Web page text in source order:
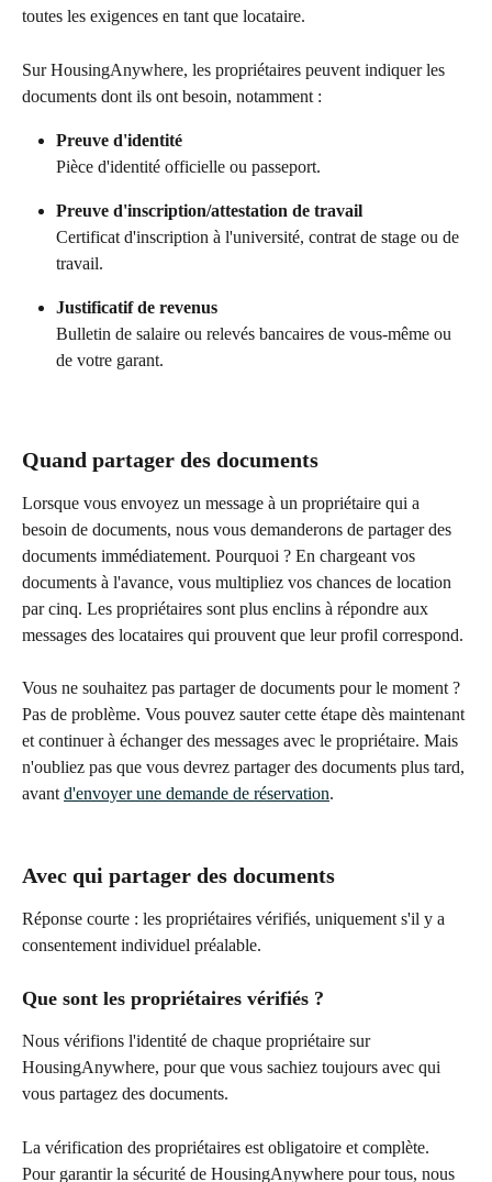
toutes les exigences en tant que locataire.
Sur HousingAnywhere, les propriétaires peuvent indiquer les
documents dont ils ont besoin, notamment :
Preuve d'identité
Pièce d'identité officielle ou passeport.
Preuve d'inscription/attestation de travail
Certificat d'inscription à l'université, contrat de stage ou de
travail.
Justificatif de revenus
Bulletin de salaire ou relevés bancaires de vous-même ou
de votre garant.
Quand partager des documents
Lorsque vous envoyez un message à un propriétaire qui a
besoin de documents, nous vous demanderons de partager des
documents immédiatement. Pourquoi ? En chargeant vos
documents à l'avance, vous multipliez vos chances de location
par cinq. Les propriétaires sont plus enclins à répondre aux
messages des locataires qui prouvent que leur profil correspond.
Vous ne souhaitez pas partager de documents pour le moment ?
Pas de problème. Vous pouvez sauter cette étape dès maintenant
et continuer à échanger des messages avec le propriétaire. Mais
n'oubliez pas que vous devrez partager des documents plus tard,
avant d'envoyer une demande de réservation.
Avec qui partager des documents
Réponse courte : les propriétaires vérifiés, uniquement s'il y a
consentement individuel préalable.
Que sont les propriétaires vérifiés ?
Nous vérifions l'identité de chaque propriétaire sur
HousingAnywhere, pour que vous sachiez toujours avec qui
vous partagez des documents.
La vérification des propriétaires est obligatoire et complète.
Pour garantir la sécurité de HousingAnywhere pour tous, nous